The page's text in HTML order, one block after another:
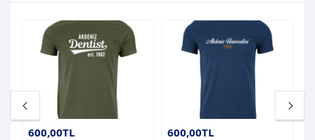
600,00TL 600,00TL